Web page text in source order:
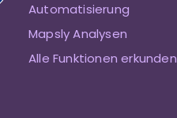
Automatisierung
Mapsly Analysen
Alle Funktionen erkunden